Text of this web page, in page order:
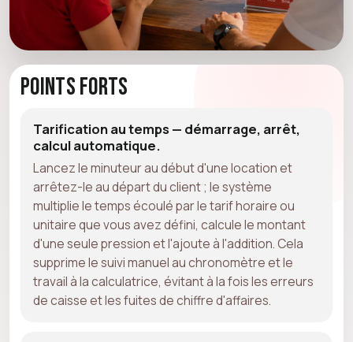
Points forts
Tarification au temps — démarrage, arrêt,
calcul automatique.
Lancez le minuteur au début d'une location et
arrêtez-le au départ du client ; le système
multiplie le temps écoulé par le tarif horaire ou
unitaire que vous avez défini, calcule le montant
d'une seule pression et l'ajoute à l'addition. Cela
supprime le suivi manuel au chronomètre et le
travail à la calculatrice, évitant à la fois les erreurs
de caisse et les fuites de chiffre d'affaires.